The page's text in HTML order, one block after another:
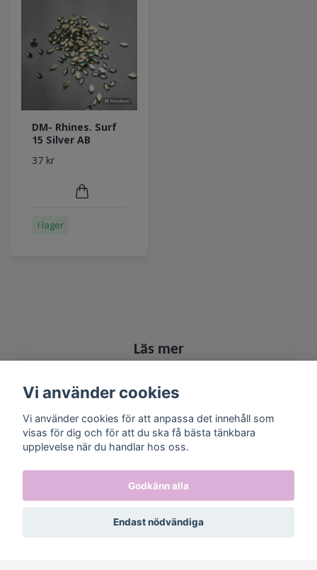
DM- Rhines. Surf
15 Silver AB
37 kr
I lager
Läs mer
Kontakt
Övriga tillbehör
Sociala medier
Vi använder cookies
Vi använder cookies för att anpassa det innehåll som
visas för dig och för att du ska få bästa tänkbara
upplevelse när du handlar hos oss.
Godkänn alla
Endast nödvändiga